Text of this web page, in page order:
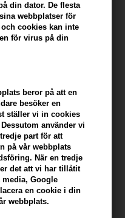
din dator. De flesta
webbplatser för
cookies kan inte
för virus på din
beror på att en
besöker en
ställer vi in ​​cookies
använder vi
part för att
på vår webbplats
När en tredje
det att vi har tillåtit
Google
en cookie i din
webbplats.
Spara 3%
av denna artikel -Visa mitt
FÅ FRI FRAKT
Tillverkare